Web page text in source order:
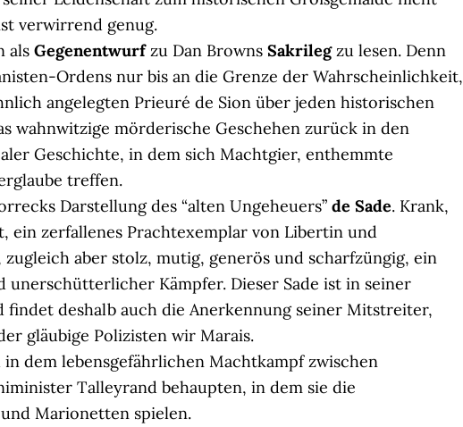
verwirrend genug.
als Gegenentwurfzu Dan Browns Sakrilegzu lesen. Denn
Ordens nur bis an die Grenze der Wahrscheinlichkeit,
angelegten Prieuré de Sion über jeden historischen
wahnwitzige mörderische Geschehen zurück in den
Geschichte, in dem sich Machtgier, enthemmte
treffen.
Darstellung des “alten Ungeheuers” de Sade. Krank,
ein zerfallenes Prachtexemplar von Libertin und
aber stolz, mutig, generös und scharfzüngig, ein
unerschütterlicher Kämpfer. Dieser Sade ist in seiner
deshalb auch die Anerkennung seiner Mitstreiter,
gläubige Polizisten wir Marais.
dem lebensgefährlichen Machtkampf zwischen
Talleyrand behaupten, in dem sie die
Marionetten spielen.